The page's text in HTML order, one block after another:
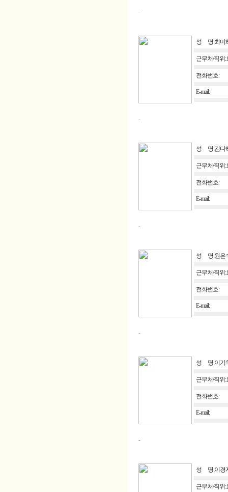
-
성 명:최미
근무처/직위
전화번호:
E-mail:
-
성 명:김다
근무처/직위
전화번호:
E-mail:
-
성 명:원은
근무처/직위
전화번호:
E-mail:
-
성 명:이기
근무처/직위
전화번호:
E-mail:
-
성 명:이경
근무처/직위